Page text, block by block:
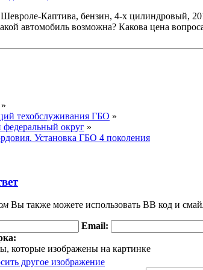
Каптива, бензин, 4-х цилиндровый,
автомобиль возможна? Какова цена
»
техобслуживания ГБО »
округ »
Установка ГБО 4 поколения
Вы также можете использовать BB код и
Email:
другое изображение